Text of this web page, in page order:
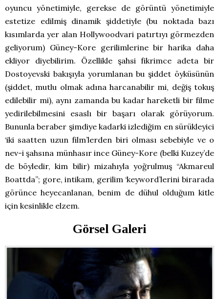
oyuncu yönetimiyle, gerekse de görüntü yönetimiyle
estetize edilmiş dinamik şiddetiyle (bu noktada bazı
kısımlarda yer alan Hollywoodvari patırtıyı görmezden
geliyorum) Güney-Kore gerilimlerine bir harika daha
ekliyor diyebilirim. Özellikle şahsi fikrimce adeta bir
Dostoyevski bakışıyla yorumlanan bu şiddet öyküsünün
(şiddet, mutlu olmak adına harcanabilir mi, değiş tokuş
edilebilir mi), aynı zamanda bu kadar hareketli bir filme
yedirilebilmesini esaslı bir başarı olarak görüyorum.
Bununla beraber şimdiye kadarki izlediğim en sürükleyici
‘iki saatten uzun film’lerden biri olması sebebiyle ve o
nev-i şahsına münhasır ince Güney-Kore (belki Kuzey’de
de böyledir, kim bilir) mizahıyla yoğrulmuş “Akmareul
Boattda”; gore, intikam, gerilim ‘keyword’lerini birarada
görünce heyecanlanan, benim de dühul olduğum kitle
için kesinlikle elzem.
Görsel Galeri